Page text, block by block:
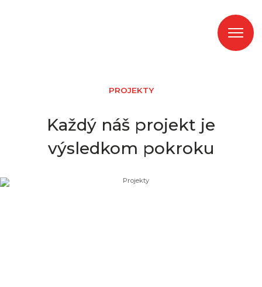
SK
PROJEKTY
Každý náš projekt je
výsledkom pokroku